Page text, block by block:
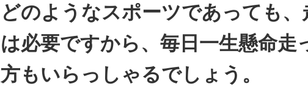
どのようなスポーツであっても、
は必要ですから、毎日一生懸命走
方もいらっしゃるでしょう。